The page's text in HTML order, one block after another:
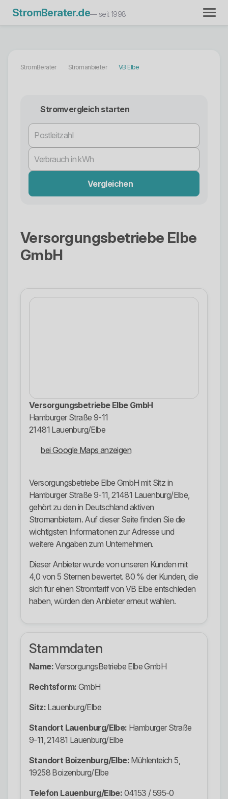
StromBerater.de— seit 1998
StromBerater Stromanbieter VB Elbe
Stromvergleich starten
Vergleichen
Versorgungsbetriebe Elbe
GmbH
Versorgungsbetriebe Elbe GmbH
Hamburger Straße 9-11
21481 Lauenburg/Elbe
bei Google Maps anzeigen
Versorgungsbetriebe Elbe GmbH mit Sitz in
Hamburger Straße 9-11, 21481 Lauenburg/Elbe,
gehört zu den in Deutschland aktiven
Stromanbietern. Auf dieser Seite finden Sie die
wichtigsten Informationen zur Adresse und
weitere Angaben zum Unternehmen.
Dieser Anbieter wurde von unseren Kunden mit
4,0 von 5 Sternen bewertet. 80 % der Kunden, die
sich für einen Stromtarif von VB Elbe entschieden
haben, würden den Anbieter erneut wählen.
Stammdaten
Name:VersorgungsBetriebe Elbe GmbH
Rechtsform: GmbH
Sitz: Lauenburg/Elbe
Standort Lauenburg/Elbe: Hamburger Straße
9-11, 21481 Lauenburg/Elbe
Standort Boizenburg/Elbe: Mühlenteich 5,
19258 Boizenburg/Elbe
Telefon Lauenburg/Elbe: 04153 / 595-0